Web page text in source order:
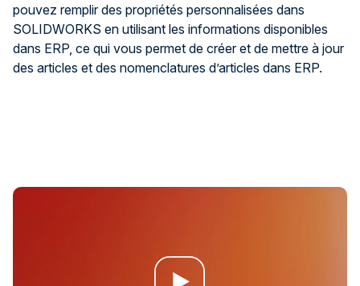
pouvez remplir des propriétés personnalisées dans
SOLIDWORKS en utilisant les informations disponibles
dans ERP, ce qui vous permet de créer et de mettre à jour
des articles et des nomenclatures d’articles dans ERP.